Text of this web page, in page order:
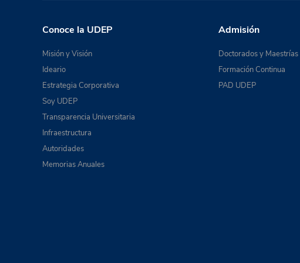
Conoce la UDEP
Misión y Visión
Ideario
Estrategia Corporativa
Soy UDEP
Transparencia Universitaria
Infraestructura
Autoridades
Memorias Anuales
Admisión
Doctorados y Maestrías
Formación Continua
PAD UDEP